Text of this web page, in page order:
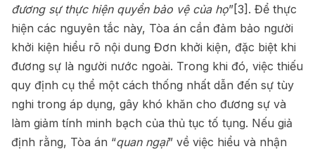
đương sự thực hiện quyền bảo vệ của họ”[3] . Để thực
hiện các nguyên tắc này, Tòa án cần đảm bảo người
khởi kiện hiểu rõ nội dung Đơn khởi kiện, đặc biệt khi
đương sự là người nước ngoài. Trong khi đó, việc thiếu
quy định cụ thể một cách thống nhất dẫn đến sự tùy
nghi trong áp dụng, gây khó khăn cho đương sự và
làm giảm tính minh bạch của thủ tục tố tụng. Nếu giả
định rằng, Tòa án “quan ngại” về việc hiểu và nhận